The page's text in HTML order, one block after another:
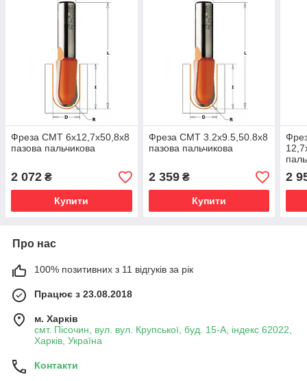
Фреза СМТ 6x12,7х50,8х8
пазова пальчикова
2 072 ₴
Купити
Фреза СМТ 3.2x9.5,50.8х8
пазова пальчикова
2 359₴
Купити
2
Про нас
100% позитивних з 11 відгуків за рік
Працює з 23.08.2018
м. Харків
смт. Пісочин, вул. вул. Крупської, буд. 15-А, індекс 62022,
Харків, Україна
Контакти